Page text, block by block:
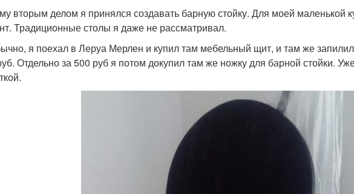
вторым делом я принялся создавать барную стойку. Для моей маленькой
Традиционные столы я даже не рассматривал.
я поехал в Леруа Мерлен и купил там мебельный щит, и там же
Отдельно за 500 руб я потом докупил там же ножку для барной стойки.